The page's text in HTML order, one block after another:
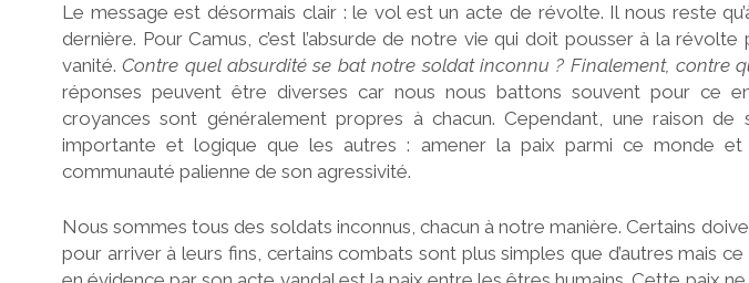
Le message est désormais clair : le vol est un acte de révolte. Il nous reste
dernière. Pour Camus, c’est l’absurde de notre vie qui doit pousser à la
vanité.Contre quel absurdité se bat notre soldat inconnu ? Finalement, contre
réponses peuvent être diverses car nous nous battons souvent pour ce
croyances sont généralement propres à chacun. Cependant, une raison
importante et logique que les autres : amener la paix parmi ce monde et
communauté palienne de son agressivité.
Nous sommes tous des soldats inconnus, chacun à notre manière. Certains
pour arriver à leurs fins, certains combats sont plus simples que d’autres mais